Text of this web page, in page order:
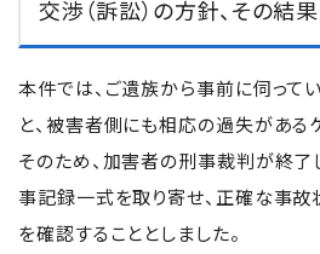
交渉（訴訟）の方針、その結果
本件では、ご遺族から事前に伺って
と、被害者側にも相応の過失がある
そのため、加害者の刑事裁判が終了
事記録一式を取り寄せ、正確な事
を確認することとしました。